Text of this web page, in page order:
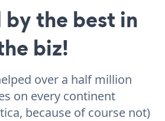
by the best in
biz!
over a half million
on every continent
because of course not)